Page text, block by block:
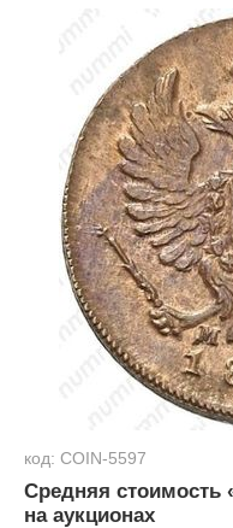
код: COIN-5597
Средняя стоимость
на аукционах